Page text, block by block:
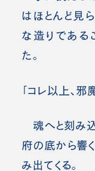
はほとんど見
な造りである
た。
「コレ以上、
魂へと刻み
府の底から響
み出てくる。